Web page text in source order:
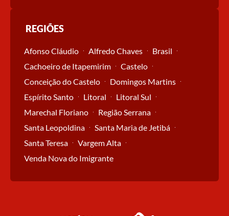
REGIÕES
Afonso Cláudio Alfredo Chaves
Brasil
Cachoeiro de Itapemirim
Castelo
Conceição do Castelo
Domingos Martins
Espírito Santo
Litoral
Litoral Sul
Marechal Floriano
Região Serrana
Santa Leopoldina
Santa Maria de Jetibá
Santa Teresa
Vargem Alta
Venda Nova do Imigrante